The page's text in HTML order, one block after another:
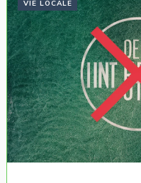
VIE LOCALE